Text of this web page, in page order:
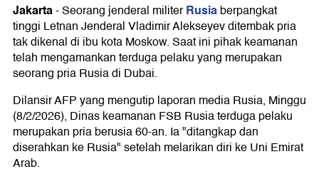
Jakarta-Seorang jenderal militerRusiaberpangkat
tinggi Letnan Jenderal Vladimir Alekseyev ditembak pria
tak dikenal di ibu kota Moskow. Saat ini pihak keamanan
telah mengamankan terduga pelaku yang merupakan
seorang pria Rusia di Dubai.
Dilansir AFP yang mengutip laporan media Rusia, Minggu
(8/2/2026), Dinas keamanan FSB Rusia terduga pelaku
merupakan pria berusia 60-an. Ia "ditangkap dan
diserahkan ke Rusia" setelah melarikan diri ke Uni Emirat
Arab.